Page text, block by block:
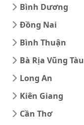
Bình Dương
Đồng Nai
Bình Thuận
Bà Rịa Vũng Tàu
Long An
Kiên Giang
Cần Thơ